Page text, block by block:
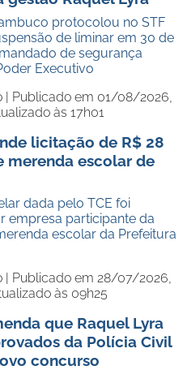
protocolou no STF
de liminar em 30 de
de segurança
Executivo
| Publicado em 01/08/2026,
às 17h01
licitação de R$ 28
merenda escolar de
dada pelo TCE foi
empresa participante da
escolar da Prefeitura
| Publicado em 28/07/2026,
às 09h25
que Raquel Lyra
da Polícia Civil
concurso